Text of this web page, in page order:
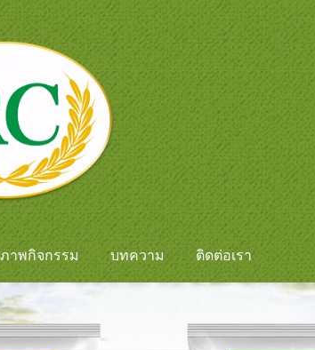
ภาพกิจกรรม บทความ ติดต่อเรา